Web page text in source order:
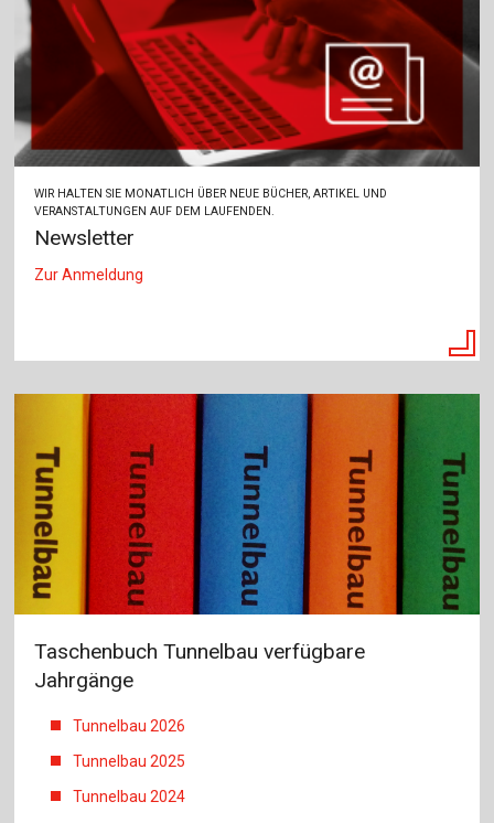
WIR HALTEN SIE MONATLICH ÜBER NEUE BÜCHER, ARTIKEL UND
VERANSTALTUNGEN AUF DEM LAUFENDEN.
Newsletter
Zur Anmeldung
Taschenbuch Tunnelbau verfügbare
Jahrgänge
Tunnelbau 2026
Tunnelbau 2025
Tunnelbau 2024